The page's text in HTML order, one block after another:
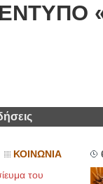
ΚΟΙΝΩΝΙΑ
του